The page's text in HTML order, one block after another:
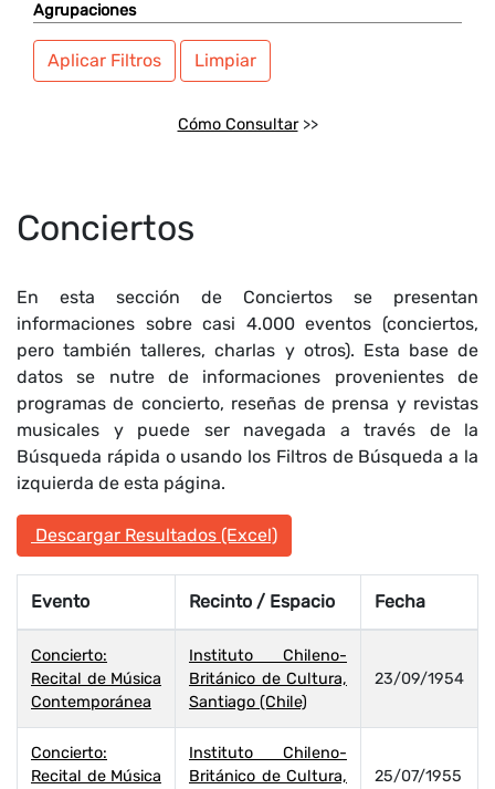
Agrupaciones
Aplicar Filtros Limpiar
Cómo Consultar>>
Conciertos
En esta sección de Conciertos se presentan
informaciones sobre casi 4.000 eventos (conciertos,
pero también talleres, charlas y otros). Esta base de
datos se nutre de informaciones provenientes de
programas de concierto, reseñas de prensa y revistas
musicales y puede ser navegada a través de la
Búsqueda rápida o usando los Filtros de Búsqueda a la
izquierda de esta página.
Descargar Resultados (Excel)
Evento Recinto / Espacio Fecha
Concierto:
Recital de Música
Contemporánea
Instituto Chileno-
Británico de Cultura,
Santiago (Chile)
23/09/1954
Concierto:
Recital de Música
Instituto Chileno-
Británico de Cultura,
25/07/1955